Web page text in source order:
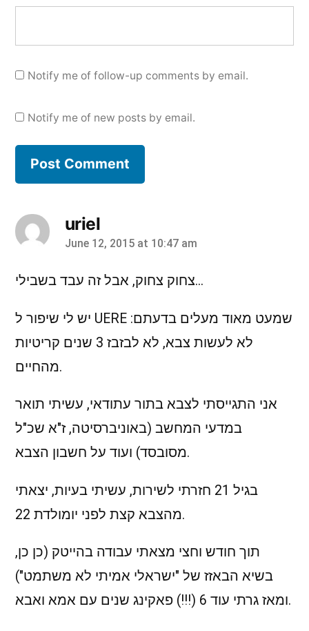
Notify me of follow-up comments by email.
Notify me of new posts by email.
uriel
says:
June 12, 2015 at 10:47 am
צחוק צחוק, אבל זה עבד בשבילי...
יש לי שיפור ל UERE שמעט מאוד מעלים בדעתם:
לא לעשות צבא, לא לבזבז 3 שנים קריטיות
מהחיים.
אני התגייסתי לצבא בתור עתודאי, עשיתי תואר
במדעי המחשב (באוניברסיטה, ז"א שכ"ל
מסובסד) ועוד על חשבון הצבא.
בגיל 21 חזרתי לשירות, עשיתי בעיות, יצאתי
מהצבא קצת לפני יומולדת 22.
תוך חודש וחצי מצאתי עבודה בהייטק (כן כן,
בשיא הבאזז של "ישראלי אמיתי לא משתמט")
ומאז גרתי עוד 6 (!!!) פאקינג שנים עם אמא ואבא.